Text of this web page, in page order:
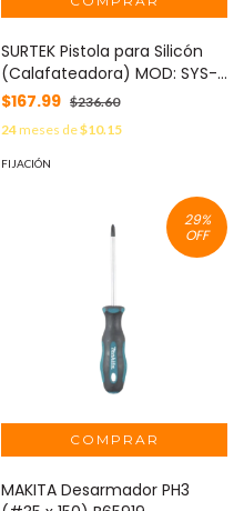
SURTEK Pistola para Silicón
(Calafateadora) MOD: SYS-
PSF4
$167.99 $236.60
24meses de$10.15
FIJACIÓN
29%
OFF
MAKITA Desarmador PH3